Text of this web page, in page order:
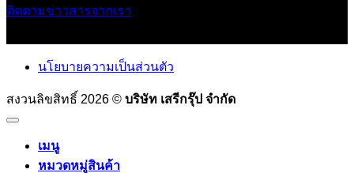
ติดตามข่าวสารจากเรา
นโยบายความเป็นส่วนตัว
สงวนลิขสิทธิ์ 2026 © บริษัท เสรีกรุ๊ป จำกัด
เมนู
หมวดหมู่สินค้า